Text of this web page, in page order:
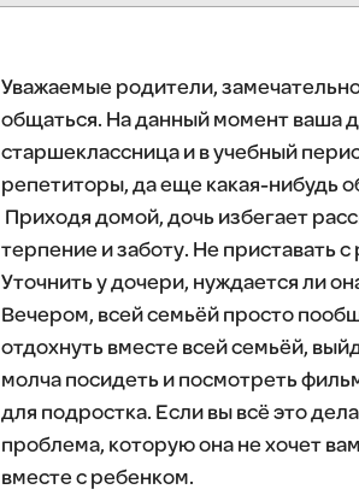
Уважаемые родители,
общаться. На данный момент ваша
старшеклассница и в учебный
репетиторы, да еще какая-нибудь
Приходя домой, дочь избегает
терпение и заботу. Не приставать
Уточнить у дочери, нуждается ли
Вечером, всей семьёй просто
отдохнуть вместе всей семьёй,
молча посидеть и посмотреть
для подростка. Если вы всё это
проблема, которую она не хочет
вместе с ребенком.